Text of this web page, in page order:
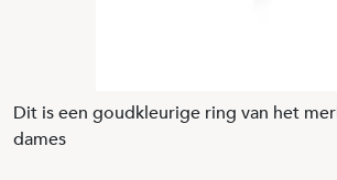
Dit is een goudkleurige ring van het
dames